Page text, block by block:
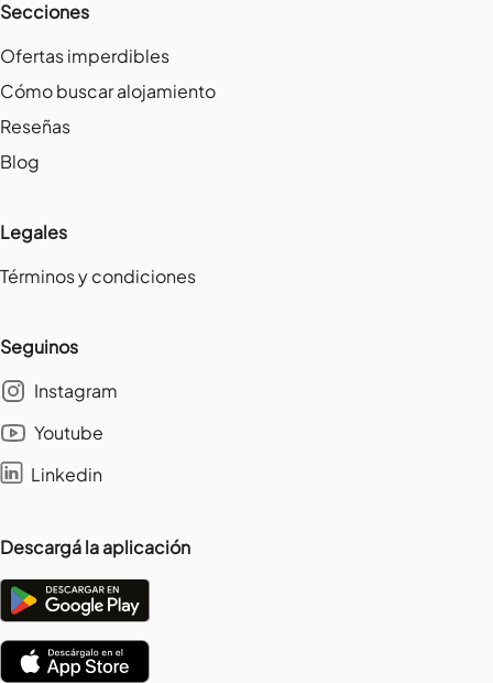
Secciones
Ofertas imperdibles
Cómo buscar alojamiento
Reseñas
Blog
Legales
Términos y condiciones
Seguinos
Instagram
Youtube
Linkedin
Descargá la aplicación